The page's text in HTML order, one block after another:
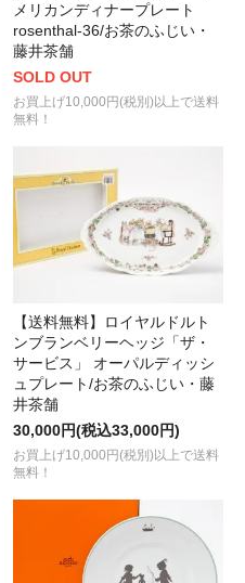
メリカンディナープレート
rosenthal-36/お茶のふじい・
藤井茶舗
SOLD OUT
お買上げ10,000円(税別)以上で送料
無料！
【送料無料】ロイヤルドルト
ンブランベリーヘッジ「ザ・
サービス」 オーパルディッシ
ュプレート/お茶のふじい・藤
井茶舗
30,000円(税込33,000円)
お買上げ10,000円(税別)以上で送料
無料！